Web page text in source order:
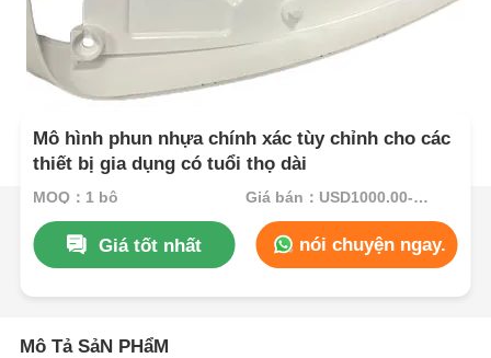
Mô hình phun nhựa chính xác tùy chỉnh cho các
thiết bị gia dụng có tuổi thọ dài
MOQ：1 bộ Giá bán：USD1000.00-USD5000.00
Giá tốt nhất nói chuyện ngay.
Mô Tả SảN PHẩM